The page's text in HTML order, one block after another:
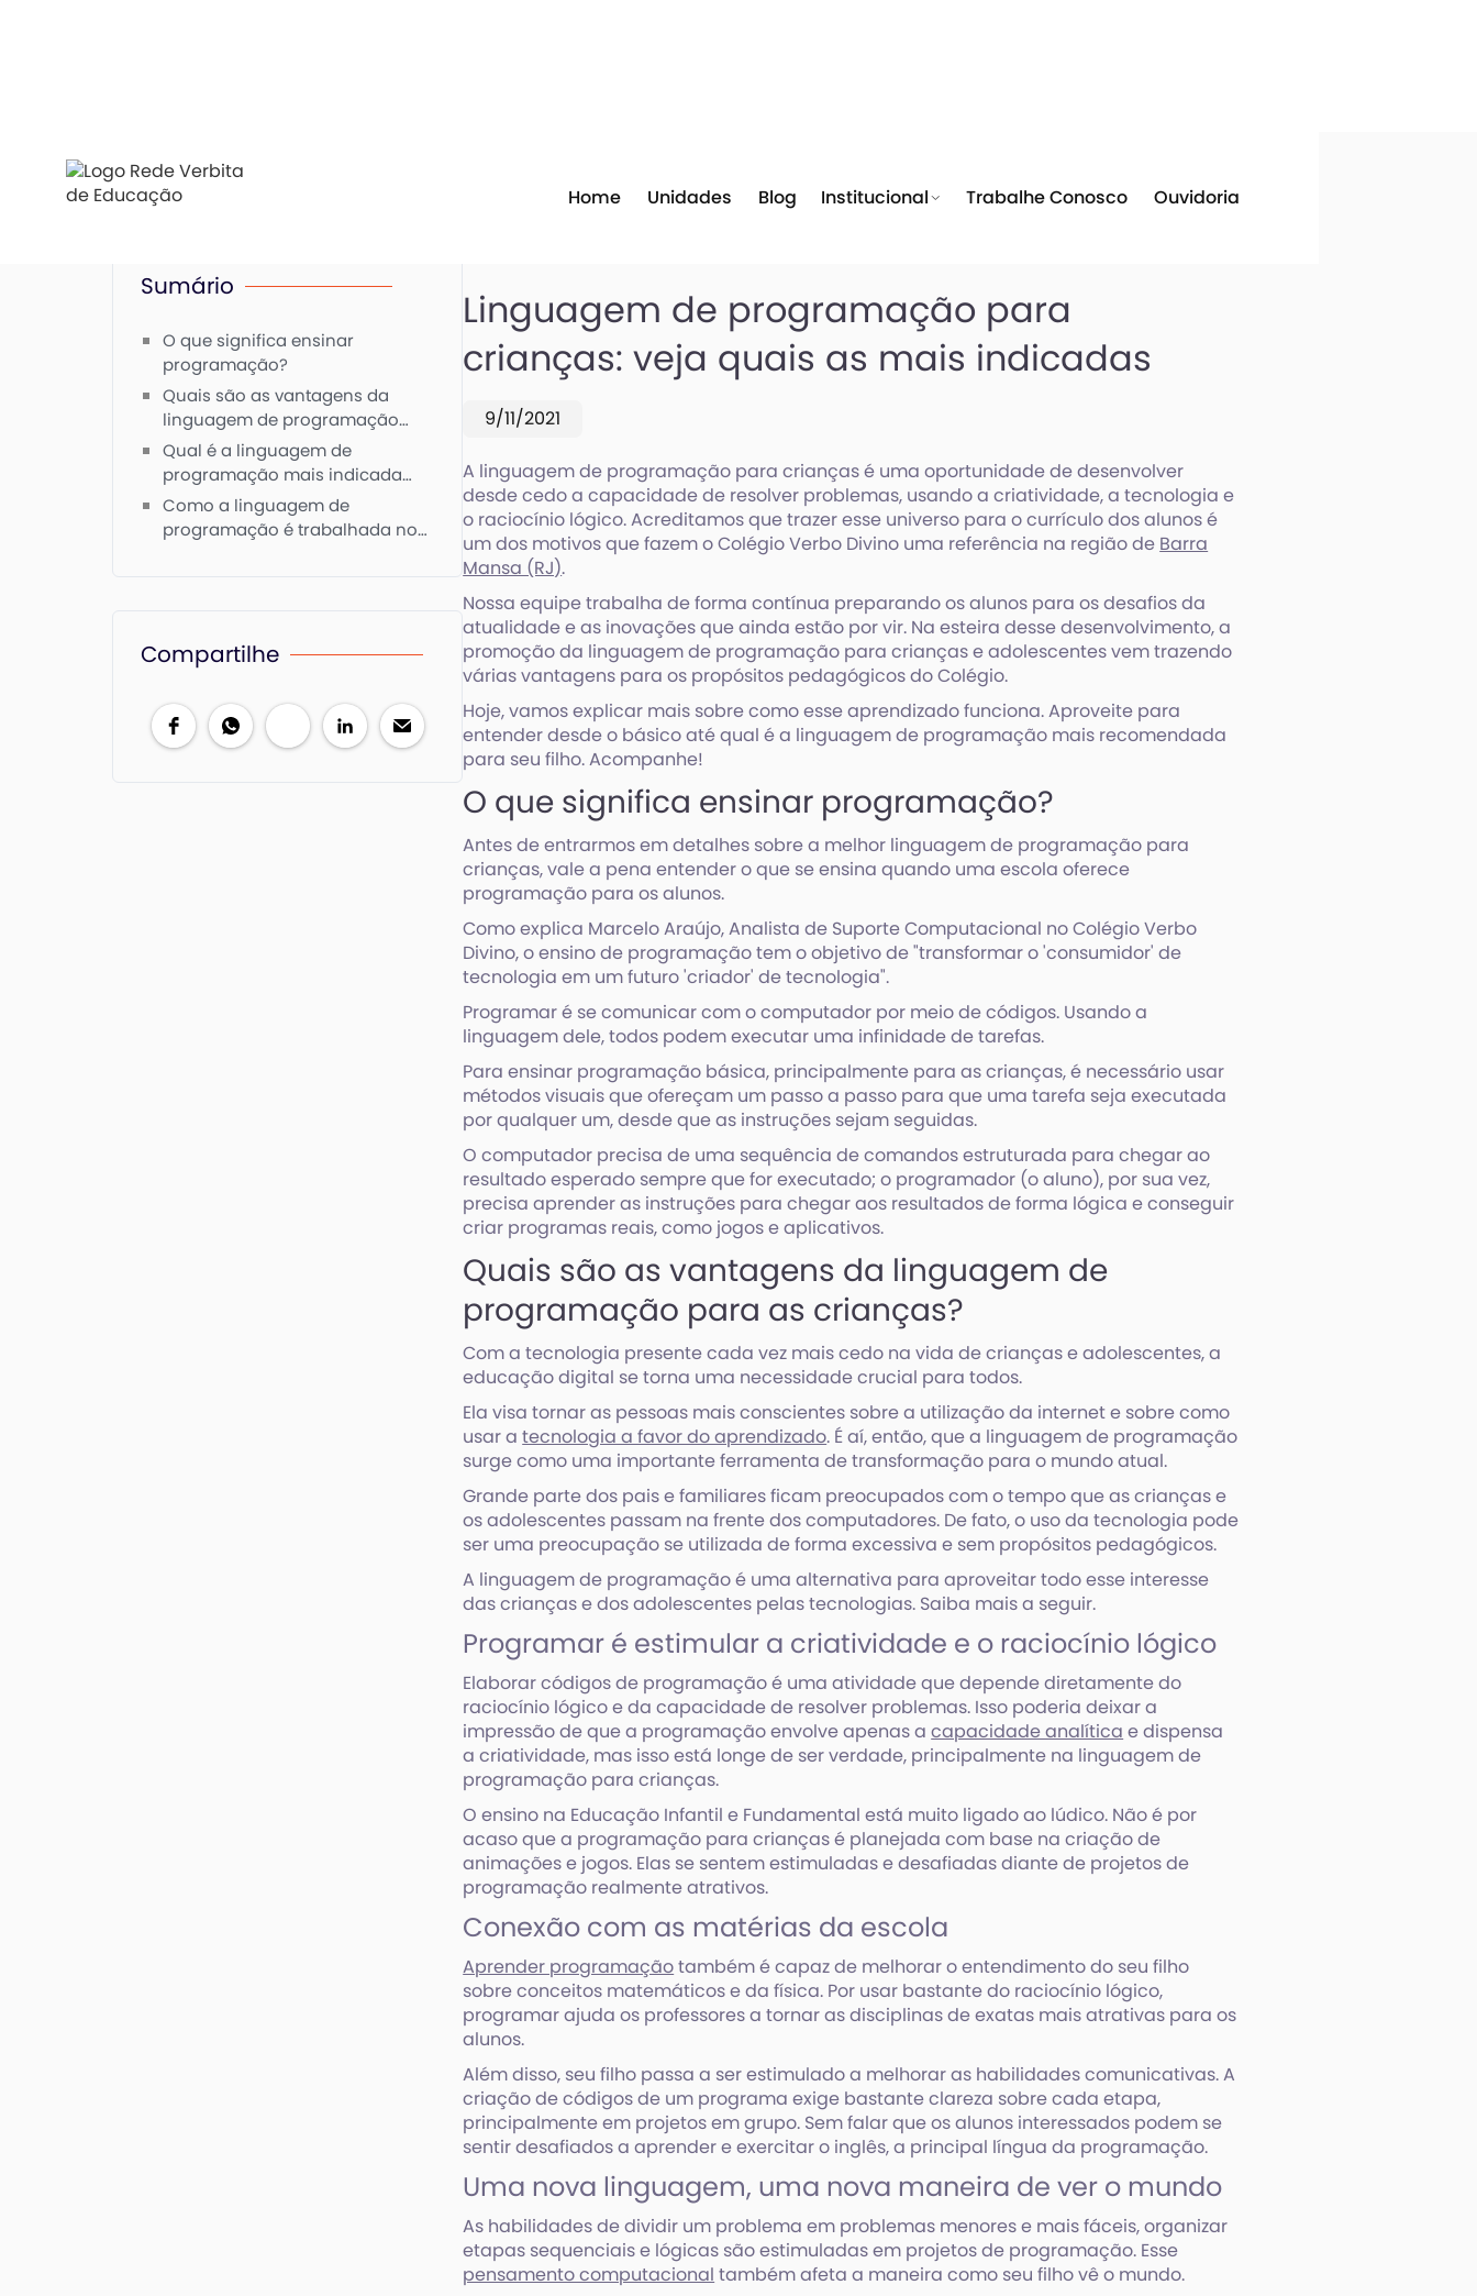
Home Unidades Blog Institucional Trabalhe Conosco Ouvidoria
Sumário
O que significa ensinar
programação?
Quais são as vantagens da
linguagem de programação
para as crianças?
Qual é a linguagem de
programação mais indicada
para crianças?
Como a linguagem de
programação é trabalhada no
Compartilhe
Linguagem de programação para
crianças: veja quais as mais indicadas
9/11/2021
A linguagem de programação para crianças é uma oportunidade de desenvolver
desde cedo a capacidade de resolver problemas, usando a criatividade, a tecnologia e
o raciocínio lógico. Acreditamos que trazer esse universo para o currículo dos alunos é
um dos motivos que fazem o Colégio Verbo Divino uma referência na região de Barra
Mansa (RJ).
Nossa equipe trabalha de forma contínua preparando os alunos para os desafios da
atualidade e as inovações que ainda estão por vir. Na esteira desse desenvolvimento, a
promoção da linguagem de programação para crianças e adolescentes vem trazendo
várias vantagens para os propósitos pedagógicos do Colégio.
Hoje, vamos explicar mais sobre como esse aprendizado funciona. Aproveite para
entender desde o básico até qual é a linguagem de programação mais recomendada
para seu filho. Acompanhe!
O que significa ensinar programação?
Antes de entrarmos em detalhes sobre a melhor linguagem de programação para
crianças, vale a pena entender o que se ensina quando uma escola oferece
programação para os alunos.
Como explica Marcelo Araújo, Analista de Suporte Computacional no Colégio Verbo
Divino, o ensino de programação tem o objetivo de "transformar o 'consumidor' de
tecnologia em um futuro 'criador' de tecnologia".
Programar é se comunicar com o computador por meio de códigos. Usando a
linguagem dele, todos podem executar uma infinidade de tarefas.
Para ensinar programação básica, principalmente para as crianças, é necessário usar
métodos visuais que ofereçam um passo a passo para que uma tarefa seja executada
por qualquer um, desde que as instruções sejam seguidas.
O computador precisa de uma sequência de comandos estruturada para chegar ao
resultado esperado sempre que for executado; o programador (o aluno), por sua vez,
precisa aprender as instruções para chegar aos resultados de forma lógica e conseguir
criar programas reais, como jogos e aplicativos.
Quais são as vantagens da linguagem de
programação para as crianças?
Com a tecnologia presente cada vez mais cedo na vida de crianças e adolescentes, a
educação digital se torna uma necessidade crucial para todos.
Ela visa tornar as pessoas mais conscientes sobre a utilização da internet e sobre como
usar atecnologia a favor do aprendizado. É aí, então, que a linguagem de programação
surge como uma importante ferramenta de transformação para o mundo atual.
Grande parte dos pais e familiares ficam preocupados com o tempo que as crianças e
os adolescentes passam na frente dos computadores. De fato, o uso da tecnologia pode
ser uma preocupação se utilizada de forma excessiva e sem propósitos pedagógicos.
A linguagem de programação é uma alternativa para aproveitar todo esse interesse
das crianças e dos adolescentes pelas tecnologias. Saiba mais a seguir.
Programar é estimular a criatividade e o raciocínio lógico
Elaborar códigos de programação é uma atividade que depende diretamente do
raciocínio lógico e da capacidade de resolver problemas. Isso poderia deixar a
impressão de que a programação envolve apenas acapacidade analítica e dispensa
a criatividade, mas isso está longe de ser verdade, principalmente na linguagem de
programação para crianças.
O ensino na Educação Infantil e Fundamental está muito ligado ao lúdico. Não é por
acaso que a programação para crianças é planejada com base na criação de
animações e jogos. Elas se sentem estimuladas e desafiadas diante de projetos de
programação realmente atrativos.
Conexão com as matérias da escola
Aprender programaçãotambém é capaz de melhorar o entendimento do seu filho
sobre conceitos matemáticos e da física. Por usar bastante do raciocínio lógico,
programar ajuda os professores a tornar as disciplinas de exatas mais atrativas para os
alunos.
Além disso, seu filho passa a ser estimulado a melhorar as habilidades comunicativas. A
criação de códigos de um programa exige bastante clareza sobre cada etapa,
principalmente em projetos em grupo. Sem falar que os alunos interessados podem se
sentir desafiados a aprender e exercitar o inglês, a principal língua da programação.
Uma nova linguagem, uma nova maneira de ver o mundo
As habilidades de dividir um problema em problemas menores e mais fáceis, organizar
etapas sequenciais e lógicas são estimuladas em projetos de programação. Esse
pensamento computacional também afeta a maneira como seu filho vê o mundo.